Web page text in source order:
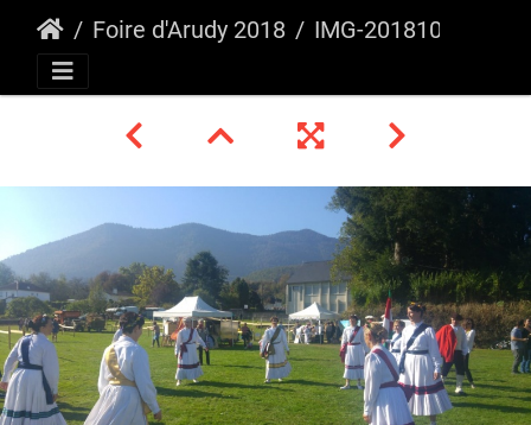
Foire d'Arudy 2018 IMG-20181021-WA0011